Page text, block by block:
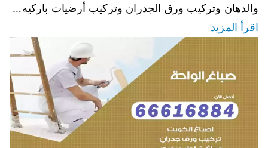
والدهان وتركيب ورق الجدران وتركيب أرضيات باركيه…
اقرأ المزيد